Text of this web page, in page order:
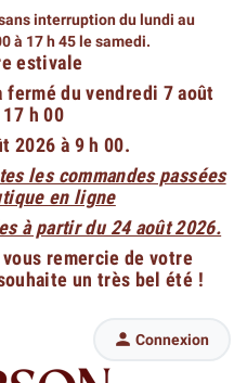
interruption du lundi au
à 17 h 45 le samedi.
estivale
du vendredi 7 août
h 00
2026 à 9 h 00.
les commandes passées
en ligne
à partir du 24 août 2026.
remercie de votre
un très bel été !
 Connexion